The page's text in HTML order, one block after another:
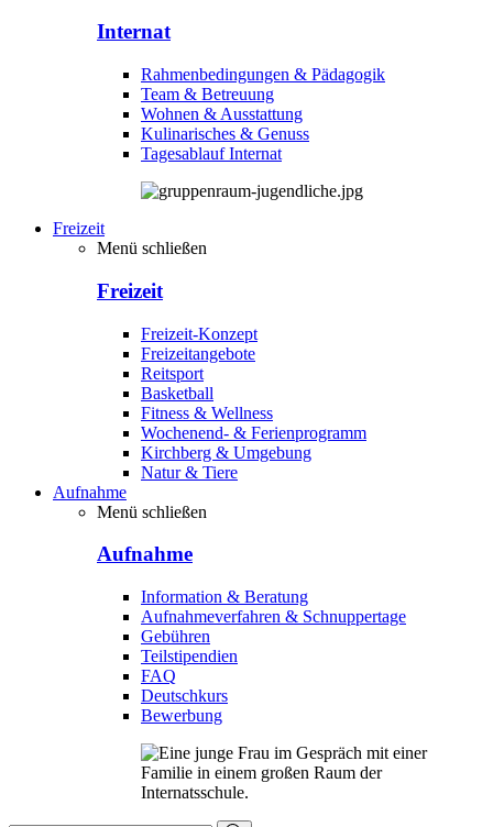
Internat
Rahmenbedingungen & Pädagogik
Team & Betreuung
Wohnen & Ausstattung
Kulinarisches & Genuss
Tagesablauf Internat
Freizeit
Menü schließen
Freizeit
Freizeit-Konzept
Freizeitangebote
Reitsport
Basketball
Fitness & Wellness
Wochenend- & Ferienprogramm
Kirchberg & Umgebung
Natur & Tiere
Aufnahme
Menü schließen
Aufnahme
Information & Beratung
Aufnahmeverfahren & Schnuppertage
Gebühren
Teilstipendien
FAQ
Deutschkurs
Bewerbung